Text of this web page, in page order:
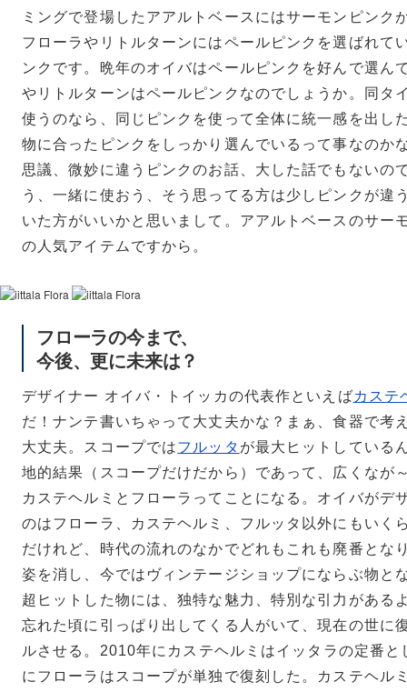
ミングで登場したアアルトベースにはサーモンピンク
フローラやリトルターンにはペールピンクを選ばれて
ンクです。晩年のオイバはペールピンクを好んで選ん
やリトルターンはペールピンクなのでしょうか。同タ
使うのなら、同じピンクを使って全体に統一感を出し
物に合ったピンクをしっかり選んでいるって事なのか
思議、微妙に違うピンクのお話、大した話でもないの
う、一緒に使おう、そう思ってる方は少しピンクが違
いた方がいいかと思いまして。アアルトベースのサー
の人気アイテムですから。
フローラの今まで、
今後、更に未来は？
デザイナー オイバ・トイッカの代表作といえばカステ
だ！ナンテ書いちゃって大丈夫かな？まぁ、食器で考
大丈夫。スコープではフルッタ が最大ヒットしている
地的結果（スコープだけだから）であって、広くなが
カステヘルミとフローラってことになる。オイバがデ
のはフローラ、カステヘルミ、フルッタ以外にもいく
だけれど、時代の流れのなかでどれもこれも廃番とな
姿を消し、今ではヴィンテージショップにならぶ物と
超ヒットした物には、独特な魅力、特別な引力がある
忘れた頃に引っぱり出してくる人がいて、現在の世に
ルさせる。2010年にカステヘルミはイッタラの定番
にフローラはスコープが単独で復刻した。カステヘル